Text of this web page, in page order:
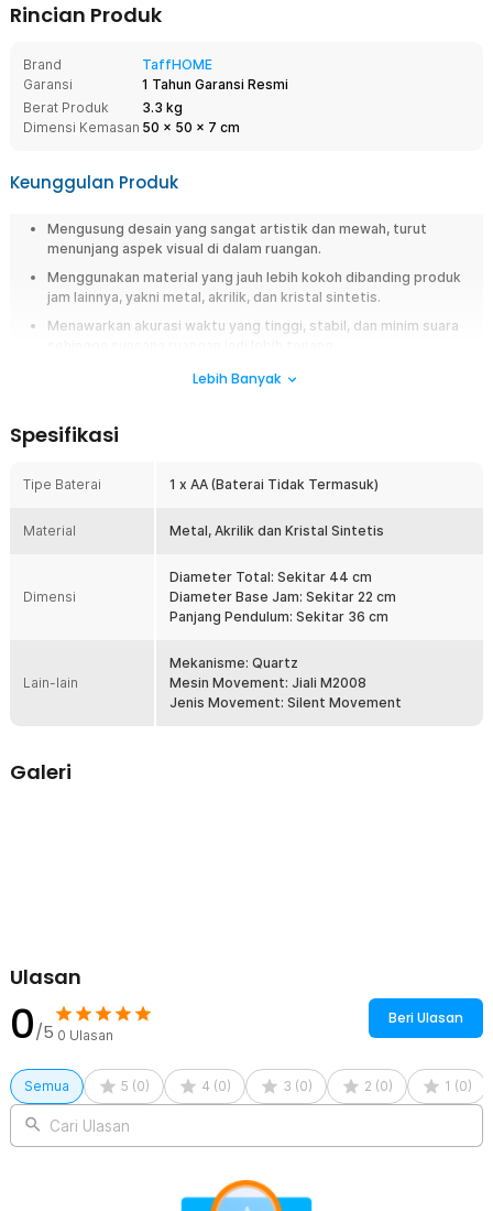
Rincian Produk
Brand
TaffHOME
Garansi
1 Tahun Garansi Resmi
Berat Produk
3.3 kg
Dimensi Kemasan 50 x 50 x 7 cm
Keunggulan Produk
Mengusung desain yang sangat artistik dan mewah, turut
menunjang aspek visual di dalam ruangan.
Menggunakan material yang jauh lebih kokoh dibanding produk
jam lainnya, yakni metal, akrilik, dan kristal sintetis.
Menawarkan akurasi waktu yang tinggi, stabil, dan minim suara
sempurna untuk mempercantik ruangan Anda. Dengan desain geometric
penunjuk waktu, tetapi juga menjadi karya seni yang memperindah ruang
dalam operasinya. Cocok untuk Anda yang mencari perpaduan
Fitur
Jam dinding TaffHOME ini memiliki desain geometris unik yang
menambahkan sentuhan modern dan estetis pada ruangan. Dengan
diameter 44 cm, jam ini memiliki tampilan besar yang menonjol,
dan elegan, menjadikannya pusat perhatian di ruangan mana pun.
Salah satu daya tarik utama dari jam dinding ini adalah penggunaan
ornamen kristal sintetis dibeberapa bagian desainnya. Kristal ini
memantulkan cahaya dan memberikan efek kilauan yang
menambah kesan glamor pada jam. Ini menjadikannya lebih dari
sekadar jam dinding biasa, tetapi juga sebagai elemen dekoratif
yang mempercantik ruangan.
Gerakan Jam Quartz Halus dan Tanpa Suara
Jam dinding ini menggunakan mekanisme quartz movement
detik yang sering mengganggu. Anda dapat menikmati suasana
tenang di ruangan, baik saat istirahat, bekerja, atau belajar, tanpa
Lebih Banyak
Spesifikasi
Tipe Baterai 1 x AA (Baterai Tidak Termasuk)
Material Metal, Akrilik dan Kristal Sintetis
Dimensi
Diameter Total: Sekitar 44 cm
Diameter Base Jam: Sekitar 22 cm
Panjang Pendulum: Sekitar 36 cm
Lain-lain
Mekanisme: Quartz
Mesin Movement: Jiali M2008
Jenis Movement: Silent Movement
Galeri
Ulasan
0/5 0 Ulasan
Beri Ulasan
Semua 5 (0) 4 (0) 3 (0) 2 (0) 1 (0)
Cari Ulasan